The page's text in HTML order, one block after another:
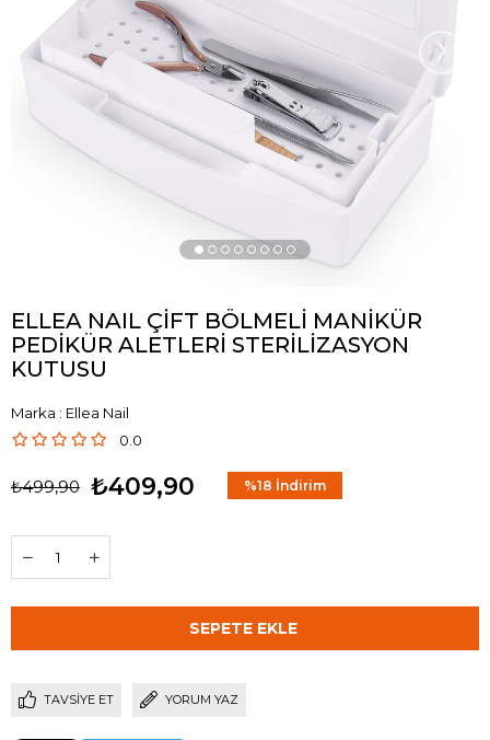
›
ELLEA NAIL ÇİFT BÖLMELİ MANİKÜR
PEDİKÜR ALETLERİ STERİLİZASYON
KUTUSU
Marka : Ellea Nail
0.0
₺499,90 ₺409,90 %18 İndirim
TAVSIYE ET YORUM YAZ